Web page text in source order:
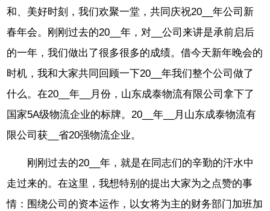
和、美好时刻，我们欢聚一堂，共同庆祝20__年公司新
春年会。刚刚过去的20__年，对__公司来讲是承前启后
的一年，我们做出了很多很多的成绩。借今天新年晚会的
时机，我和大家共同回顾一下20__年我们整个公司做了
什么。在20__年__月份，山东成泰物流有限公司拿下了
国家5A级物流企业的标牌。20__年__月山东成泰物流有
限公司获__省20强物流企业。
刚刚过去的20__年，就是在同志们的辛勤的汗水中
走过来的。在这里，我想特别的提出大家为之点赞的事
情：围绕公司的资本运作，以女将为主的财务部门加班加